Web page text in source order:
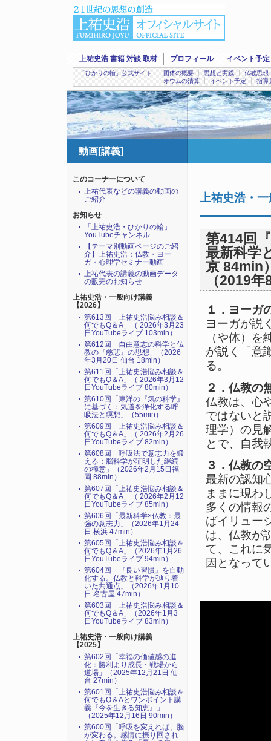
上祐史浩 書籍 対談 取材 プロフィール イベント予定
「ひかりの輪」公式サイト 団体の概要 思想と実践
仏教思想
オウムの清算
イベント予定 指導
動画[講義]
上祐史浩・
第414回
最新科学
京 84min
（2019
１．ヨーガ
ヨーガが説
（や体）
が説く「意
る。
２．仏教の
仏教は、心
ではないと
理学）の見
とで、自我
３．仏教の
最新の認知
ままに現わ
多くの情報
ばイリュー
は、仏教が
て、これに
因となって
このコーナーについて
上祐代表などの講義の動画の
ご紹介
お知らせ
「上祐史浩・ひかりの輪」
YouTubeチャンネル
【テーマ別動画ページのご紹
介】上祐史浩：仏教・ヨー
ガ・心理学セミナー動画
上祐代表の講義の動画データ
の販売のお知らせ
上祐史浩・一般向け講義
【2026】
第613回「上祐史浩悩み相談＆
何でもQ＆A」（ 2026年3月23
日YouTubeライブ 103min）
第612回「自由意志の科学と仏
教の『慈悲』の思想」（2026
年3月20日 仙台 18min）
第611回「上祐史浩悩み相談＆
何でもQ＆A」（ 2026年3月12
日YouTubeライブ 80min）
第610回「東洋の『気の科学』
に基づく：気道を浄化する呼
吸法と瞑想」（55min）
第609回「上祐史浩悩み相談＆
何でもQ＆A」（ 2026年2月26
日YouTubeライブ 82min）
第608回「呼吸法で意志力を鍛
える：脳科学が証明した継続
の極意」（2026年2月15日福
岡 88min）
第607回「上祐史浩悩み相談＆
何でもQ＆A」（ 2026年2月12
日YouTubeライブ 85min）
第606回「最新科学×仏教：最
強の意志力」（2026年1月24
日 横浜 47min）
第605回「上祐史浩悩み相談＆
何でもQ＆A」（2026年1月26
日YouTubeライブ 94min）
第604回「『良い習慣』を自動
化する。仏教と科学が辿り着
いた共通点」（2026年1月10
日 名古屋 47min）
第603回「上祐史浩悩み相談＆
何でもQ＆A」（2026年1月3
日YouTubeライブ 83min）
上祐史浩・一般向け講義
【2025】
第602回「幸福の価値感の進
化：勝利より成長・戦場から
道場」（2025年12月21日 仙
台 27min）
第601回「上祐史浩悩み相談＆
何でもQ＆Aとワンポイント講
義『今を生きる知恵』」
（2025年12月16日 90min）
第600回「呼吸を変えれば、脳
が変わる。感情に振り回され